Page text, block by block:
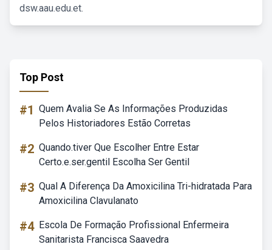
dsw.aau.edu.et.
Top Post
#1 Quem Avalia Se As Informações Produzidas
Pelos Historiadores Estão Corretas
#2 Quando.tiver Que Escolher Entre Estar
Certo.e.ser.gentil Escolha Ser Gentil
#3 Qual A Diferença Da Amoxicilina Tri-hidratada Para
Amoxicilina Clavulanato
#4 Escola De Formação Profissional Enfermeira
Sanitarista Francisca Saavedra